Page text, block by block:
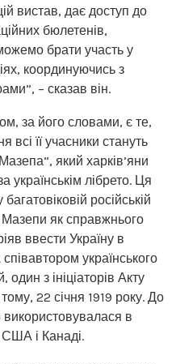
вистав, дає доступ до
бюлетенів,
брати участь у
координуючись з
– сказав він.
за його словами, є те,
всі її учасники стануть
який харків’яни
українськім лібрето. Ця
російській
Мазепи як справжнього
ввести Україну в
українського
з ініціаторів Акту
22 січня 1919 року. До
використовувалася в
і Канаді.